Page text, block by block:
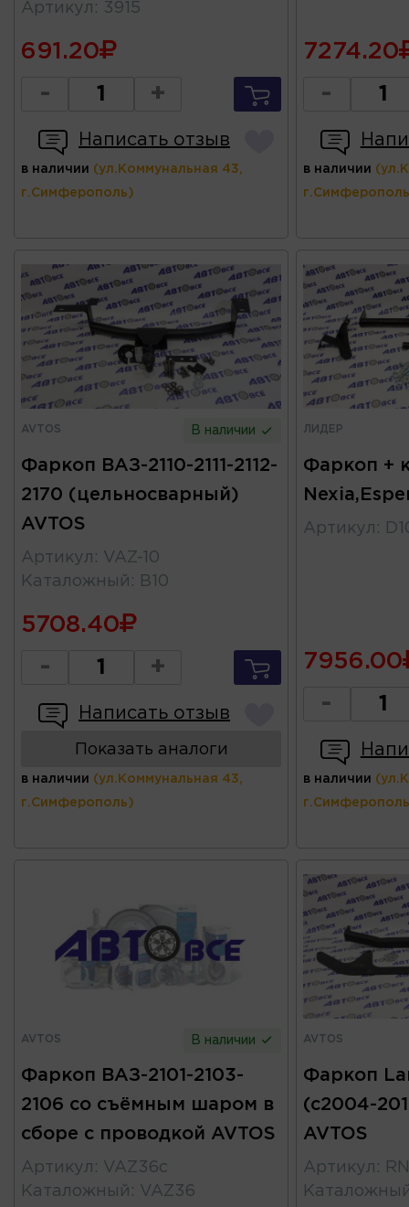
Артикул : 3915
691.20
- +
Написать отзыв
в наличии (ул.Коммунальная 43,
г.Симферополь)
7274.20
-
в наличии
AVTOS В наличии
Фаркоп ВАЗ-2110-2111-2112-
2170 (цельносварный)
AVTOS
Артикул : VAZ-10
Каталожный : B10
5708.40
- +
Написать отзыв
Показать аналоги
в наличии (ул.Коммунальная 43,
г.Симферополь)
ЛИДЕР
Фаркоп +
Артикул :
7956.00
-
в наличии
AVTOS В наличии
Фаркоп ВАЗ-2101-2103-
2106 со съёмным шаром в
сборе с проводкой AVTOS
Артикул : VAZ36c
Каталожный : VAZ36
AVTOS
Фаркоп
(c2004-
AVTOS
Артикул :